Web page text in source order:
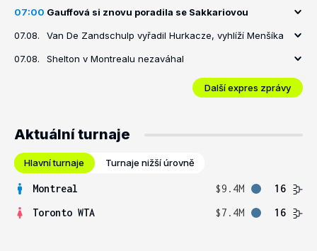
07:00 Gauffová si znovu poradila se Sakkariovou
07.08. Van De Zandschulp vyřadil Hurkacze, vyhlíží Menšíka
07.08. Shelton v Montrealu nezaváhal
Další expres zprávy
Aktuální turnaje
Hlavní turnaje Turnaje nižší úrovně
Montreal $9.4M
16
Toronto WTA
$7.4M 16